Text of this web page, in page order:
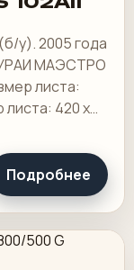
у). 2005 года
МАЭСТРО
листа:
420 х
Подробнее